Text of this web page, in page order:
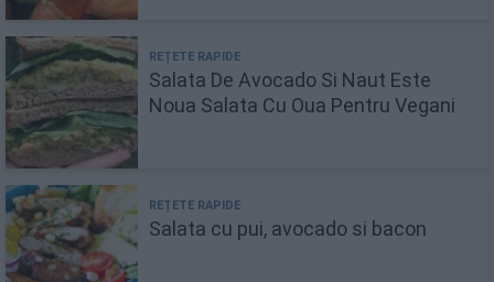
Salata De Avocado Si Naut Este
Noua Salata Cu Oua Pentru Vegani
Salata cu pui, avocado si bacon